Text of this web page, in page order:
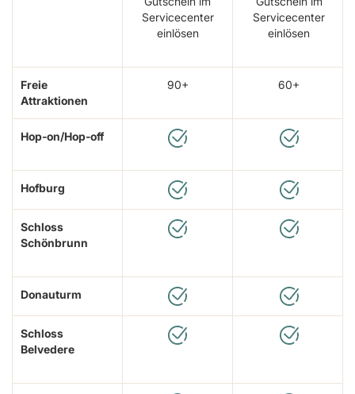
Servicecenter
einlösen
Servicecenter
einlösen
Freie
Attraktionen
90+ 60+
Hop-on/Hop-off
Hofburg
Schloss
Schönbrunn
Donauturm
Schloss
Belvedere